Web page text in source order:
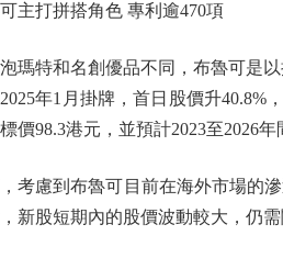
打拼搭角色 專利逾470項
特和名創優品不同，布魯可是以
年1月掛牌，首日股價升40.8%
價98.3港元，並預計2023至2026
慮到布魯可目前在海外市場的滲
新股短期內的股價波動較大，仍